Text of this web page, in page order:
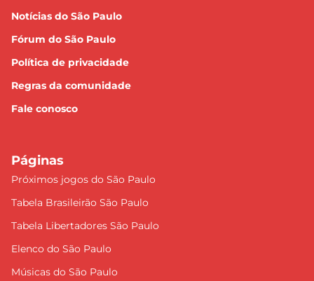
Notícias do São Paulo
Fórum do São Paulo
Política de privacidade
Regras da comunidade
Fale conosco
Páginas
Próximos jogos do São Paulo
Tabela Brasileirão São Paulo
Tabela Libertadores São Paulo
Elenco do São Paulo
Músicas do São Paulo